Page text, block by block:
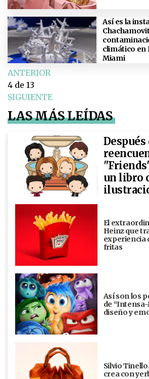
Así es la
climático en
Miami
ANTERIOR
4 de 13
SIGUIENTE
LAS MÁS LEÍDAS
Después
un libro
El
Heinz que
experiencia
fritas
Así son los
de
diseño y
Silvio
crea con